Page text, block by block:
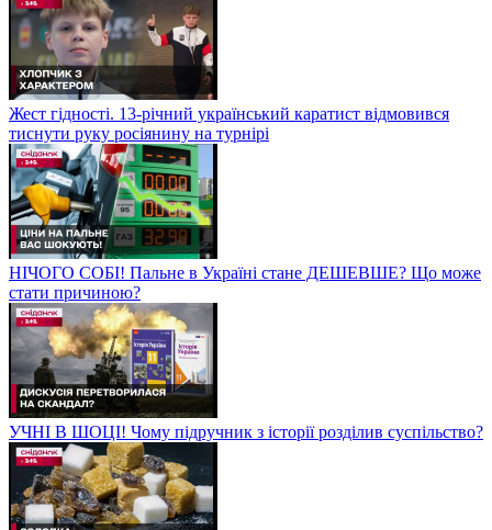
Жест гідності. 13-річний український каратист відмовився
тиснути руку росіянину на турнірі
НІЧОГО СОБІ! Пальне в Україні стане ДЕШЕВШЕ? Що може
стати причиною?
УЧНІ В ШОЦІ! Чому підручник з історії розділив суспільство?